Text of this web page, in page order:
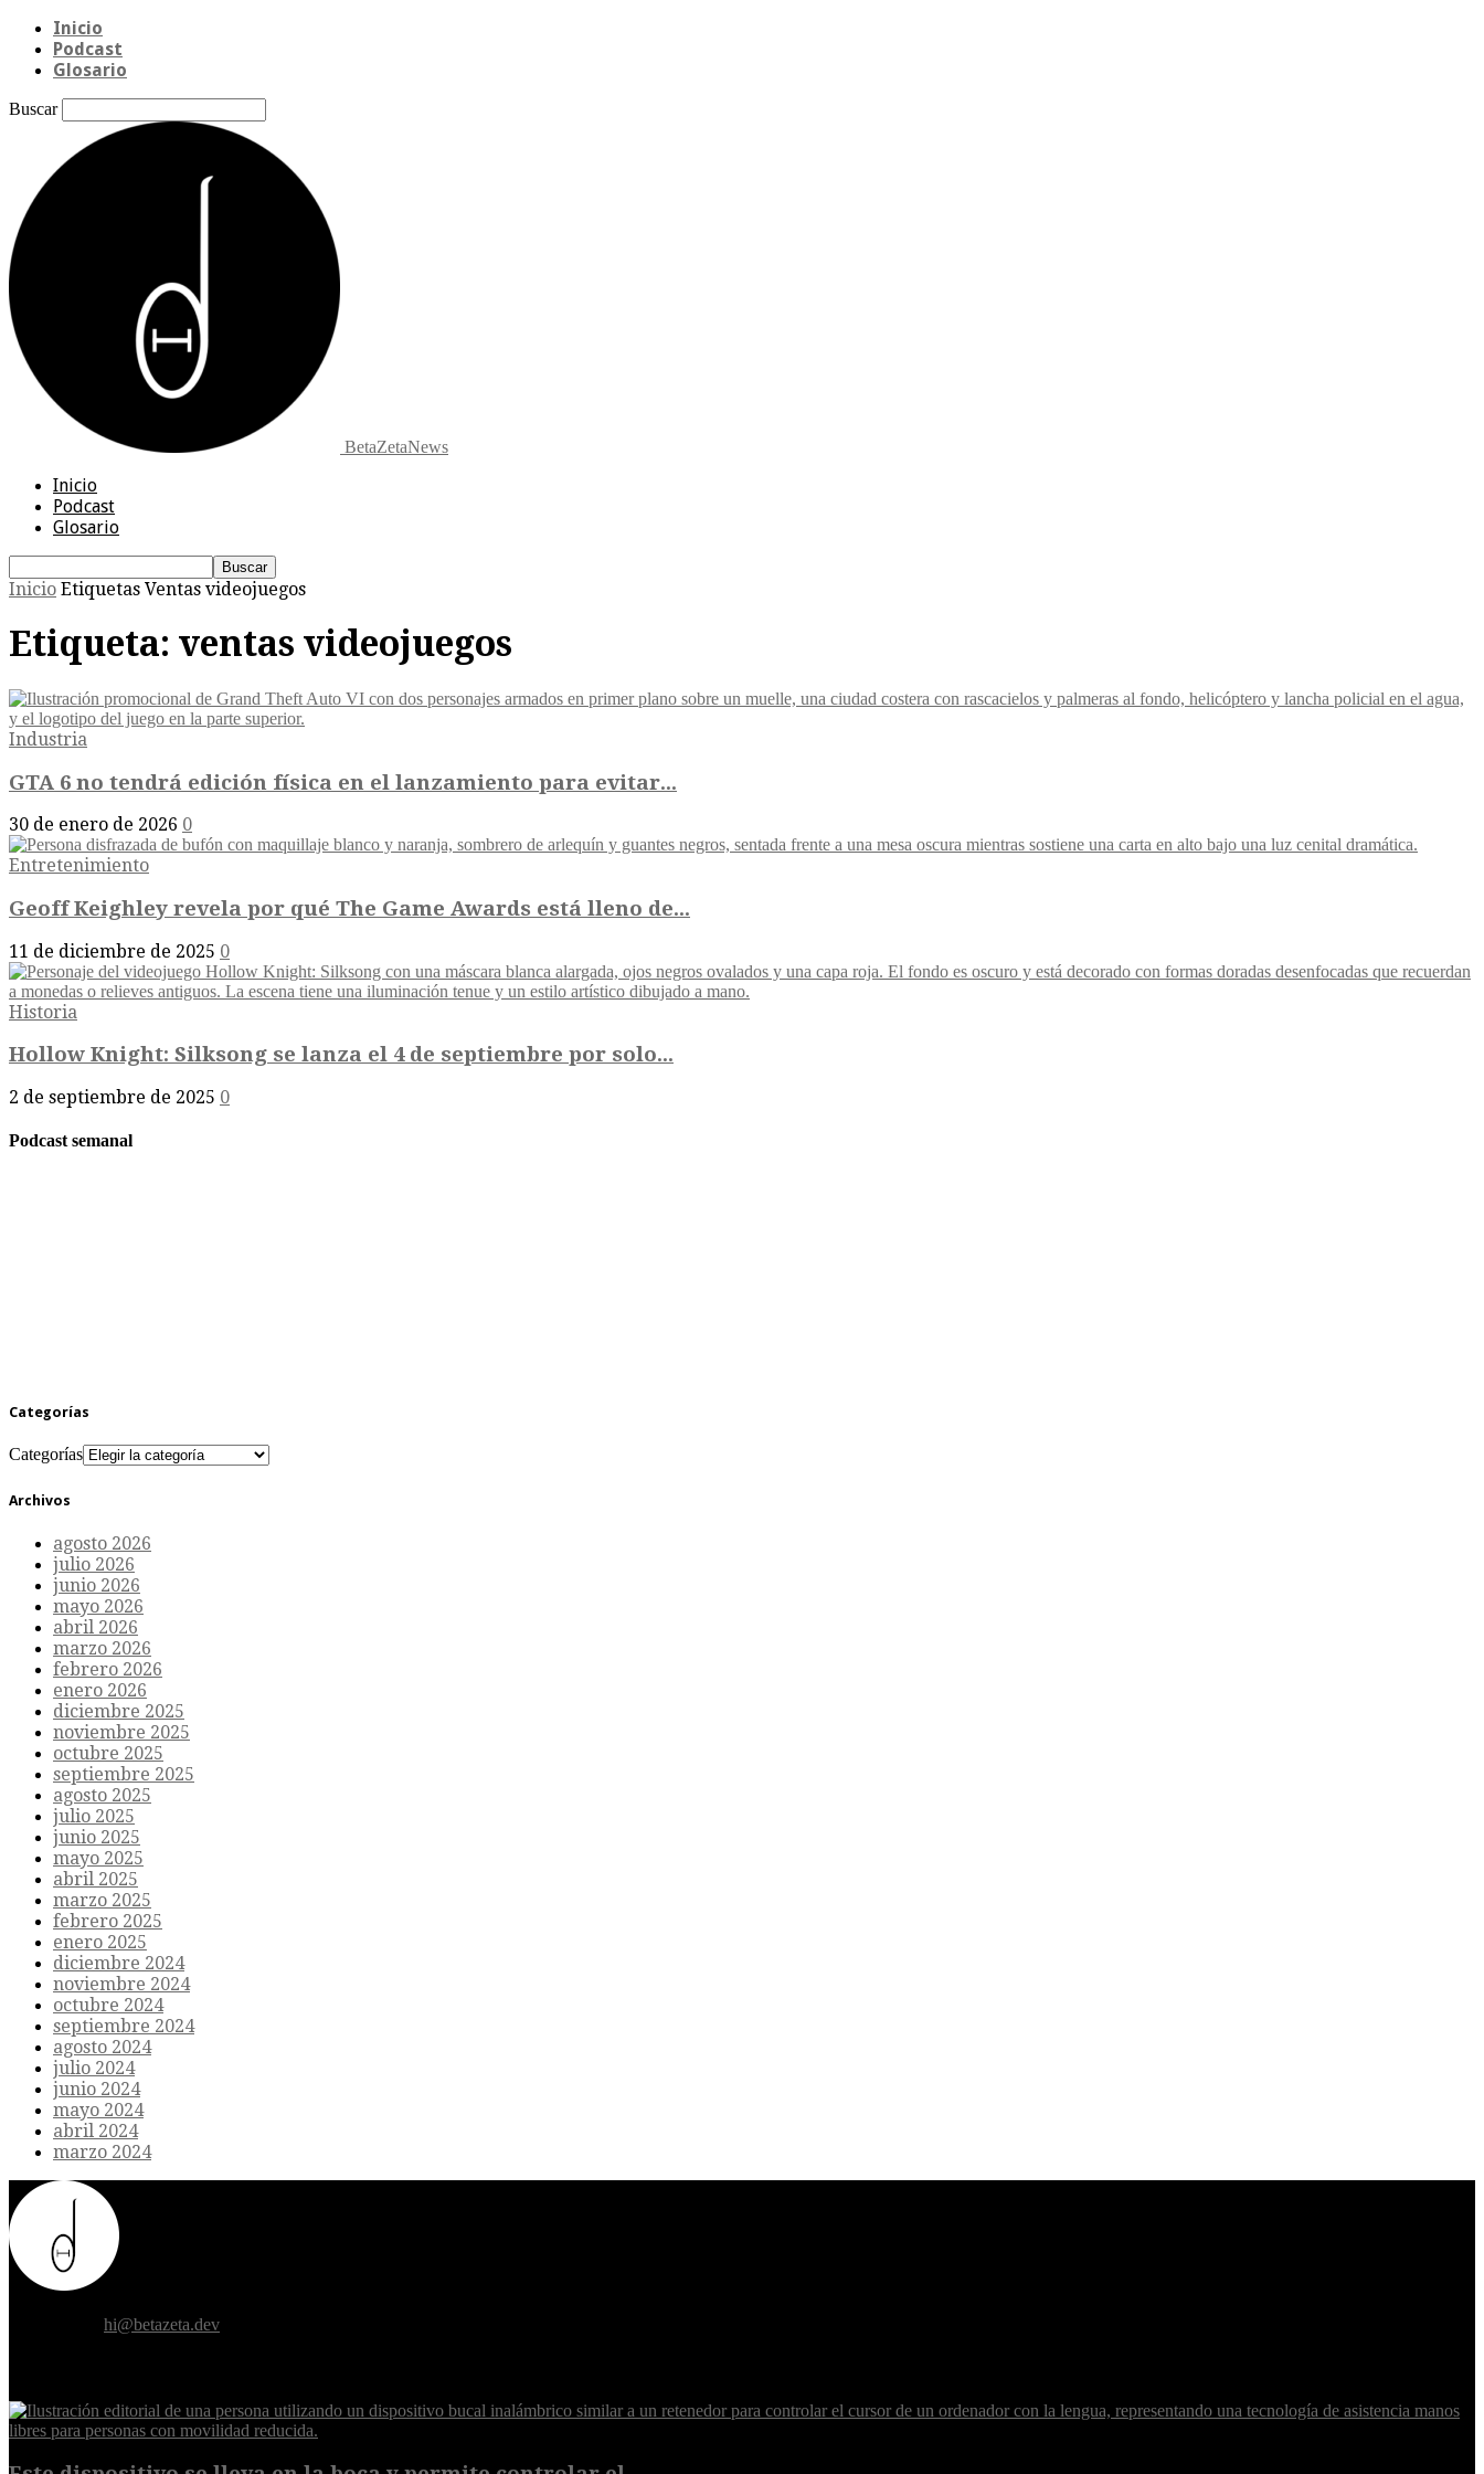
Inicio
Podcast
Glosario
Buscar
BetaZetaNews
Inicio
Podcast
Glosario
Inicio Etiquetas Ventas videojuegos
Etiqueta: ventas videojuegos
Industria
GTA 6 no tendrá edición física en el lanzamiento para evitar...
30 de enero de 2026 0
Entretenimiento
Geoff Keighley revela por qué The Game Awards está lleno de...
11 de diciembre de 2025 0
Historia
Hollow Knight: Silksong se lanza el 4 de septiembre por solo...
2 de septiembre de 2025 0
Podcast semanal
Categorías
Categorías
Archivos
agosto 2026
julio 2026
junio 2026
mayo 2026
abril 2026
marzo 2026
febrero 2026
enero 2026
diciembre 2025
noviembre 2025
octubre 2025
septiembre 2025
agosto 2025
julio 2025
junio 2025
mayo 2025
abril 2025
marzo 2025
febrero 2025
enero 2025
diciembre 2024
noviembre 2024
octubre 2024
septiembre 2024
agosto 2024
julio 2024
junio 2024
mayo 2024
abril 2024
marzo 2024
hi@betazeta.dev